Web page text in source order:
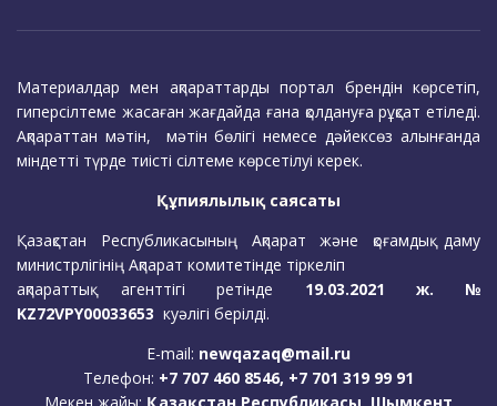
Материалдар мен ақпараттарды портал брендін көрсетіп,
гиперсілтеме жасаған жағдайда ғана қолдануға рұқсат етіледі.
Ақпараттан мәтін, мәтін бөлігі немесе дәйексөз алынғанда
міндетті түрде тиісті сілтеме көрсетілуі керек.
Құпиялылық саясаты
Қазақстан Республикасының Ақпарат және қоғамдық даму
министрлігінің Ақпарат комитетінде тіркеліп
ақпараттық агенттігі ретінде 19.03.2021 ж. №
KZ72VPY00033653 куәлігі берілді.
E-mail: newqazaq@mail.ru
Телефон: +7 707 460 8546, +7 701 319 99 91